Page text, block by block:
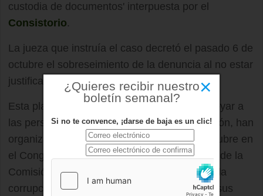
custodia de documentos' interpuesta por el
Consistorio.
La jueza que instruía el caso decretó el pasado 6 de
octubre el sobreseimiento de la denuncia al no estar
justificada la comisión de ningún delito.
Esta plataforma, que tiene como objetivo apoyar a
las personas que han denunciado la corrupción, han
organizado una reunión el próximo 18 de octubre en
el Congreso de los diputados, con miembros de la
Comisión de justicia y de la Comisión contra la
corrupción para hacer llegar a los diputados sus
×
¿Quieres recibir nuestro
boletín semanal?
Si no te convence, ¡darse de baja es un clic!